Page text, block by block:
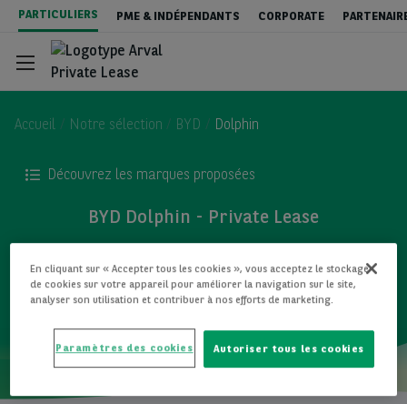
Aller
contenu
principal
PARTICULIERS PME & INDÉPENDANTS CORPORATE
Private Lease - véhicules neufs
Accueil Notre sélection BYD Dolphin
Découvrez les marques proposées
BYD Dolphin - Private Lease
TOUS LES MODÈLES
En cliquant sur « Accepter tous les cookies », vous acceptez le stockage
de cookies sur votre appareil pour améliorer la navigation sur le site,
analyser son utilisation et contribuer à nos efforts de marketing.
Autoriser tous les cookies
Paramètres des cookies